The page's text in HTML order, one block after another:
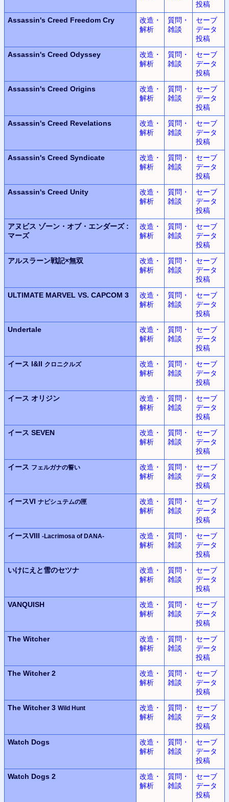
投稿
Assassin's Creed Freedom Cry
改造・
解析
質問・
雑談
セーブ
データ
投稿
Assassin's Creed Odyssey
改造・
解析
質問・
雑談
セーブ
データ
投稿
Assassin's Creed Origins
改造・
解析
質問・
雑談
セーブ
データ
投稿
Assassin's Creed Revelations
改造・
解析
質問・
雑談
セーブ
データ
投稿
Assassin's Creed Syndicate
改造・
解析
質問・
雑談
セーブ
データ
投稿
Assassin's Creed Unity
改造・
解析
質問・
雑談
セーブ
データ
投稿
アヌビス ゾーン・オブ・エンダーズ:
マーズ
改造・
解析
質問・
雑談
セーブ
データ
投稿
アルスラーン戦記×無双
改造・
解析
質問・
雑談
セーブ
データ
投稿
ULTIMATE MARVEL VS. CAPCOM 3
改造・
解析
質問・
雑談
セーブ
データ
投稿
Undertale
改造・
解析
質問・
雑談
セーブ
データ
投稿
イース I&II クロニクルズ
改造・
解析
質問・
雑談
セーブ
データ
投稿
イース オリジン
改造・
解析
質問・
雑談
セーブ
データ
投稿
イース SEVEN
改造・
解析
質問・
雑談
セーブ
データ
投稿
イース フェルガナの誓い
改造・
解析
質問・
雑談
セーブ
データ
投稿
イースVI ナピシュテムの匣
改造・
解析
質問・
雑談
セーブ
データ
投稿
イースVIII -Lacrimosa of DANA-
改造・
解析
質問・
雑談
セーブ
データ
投稿
いけにえと雪のセツナ
改造・
解析
質問・
雑談
セーブ
データ
投稿
VANQUISH
改造・
解析
質問・
雑談
セーブ
データ
投稿
The Witcher
改造・
解析
質問・
雑談
セーブ
データ
投稿
The Witcher 2
改造・
解析
質問・
雑談
セーブ
データ
投稿
The Witcher 3 Wild Hunt
改造・
解析
質問・
雑談
セーブ
データ
投稿
Watch Dogs
改造・
解析
質問・
雑談
セーブ
データ
投稿
Watch Dogs 2
改造・
解析
質問・
雑談
セーブ
データ
投稿